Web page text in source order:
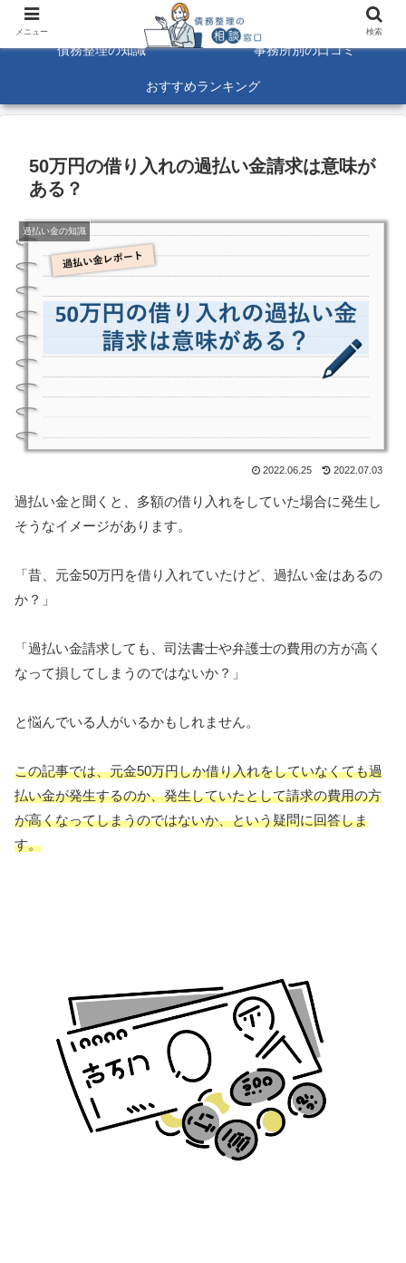
債務整理に関する悩みを解決！☆口コミ募集中☆
債務整理の知識 事務所別の口コミ
おすすめランキング
50万円の借り入れの過払い金請求は意味が
ある？
過払い金の知識
2022.06.25 2022.07.03
過払い金と聞くと、多額の借り入れをしていた場合に発生し
そうなイメージがあります。
「昔、元金50万円を借り入れていたけど、過払い金はあるの
か？」
「過払い金請求しても、司法書士や弁護士の費用の方が高く
なって損してしまうのではないか？」
と悩んでいる人がいるかもしれません。
この記事では、元金50万円しか借り入れをしていなくても過
払い金が発生するのか、発生していたとして請求の費用の方
が高くなってしまうのではないか、という疑問に回答しま
す。
メニュー 検索